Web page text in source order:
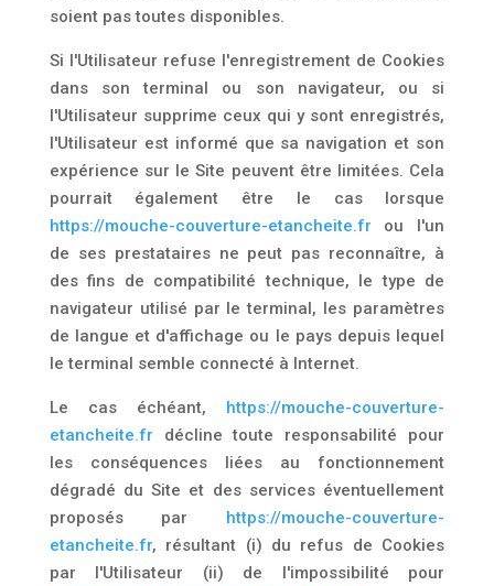
soient pas toutes disponibles.
Si l'Utilisateur refuse l'enregistrement de Cookies
dans son terminal ou son navigateur, ou si
l'Utilisateur supprime ceux qui y sont enregistrés,
l'Utilisateur est informé que sa navigation et son
expérience sur le Site peuvent être limitées. Cela
pourrait également être le cas lorsque
https://mouche-couverture-etancheite.fr ou l'un
de ses prestataires ne peut pas reconnaître, à
des fins de compatibilité technique, le type de
navigateur utilisé par le terminal, les paramètres
de langue et d'affichage ou le pays depuis lequel
le terminal semble connecté à Internet.
Le cas échéant, https://mouche-couverture-
etancheite.fr décline toute responsabilité pour
les conséquences liées au fonctionnement
dégradé du Site et des services éventuellement
proposés par https://mouche-couverture-
etancheite.fr, résultant (i) du refus de Cookies
par l'Utilisateur (ii) de l'impossibilité pour